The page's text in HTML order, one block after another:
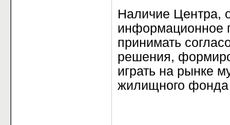
Наличие Центра,
информационное
принимать
решения,
играть на рынке
жилищного